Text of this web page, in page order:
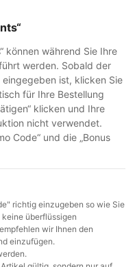
können während Sie Ihre
werden. Sobald der
ist, klicken Sie
für Ihre Bestellung
klicken und Ihre
nicht verwendet.
Code“ und die „Bonus
richtig einzugeben so wie Sie
überflüssigen
wir Ihnen den
einzufügen.